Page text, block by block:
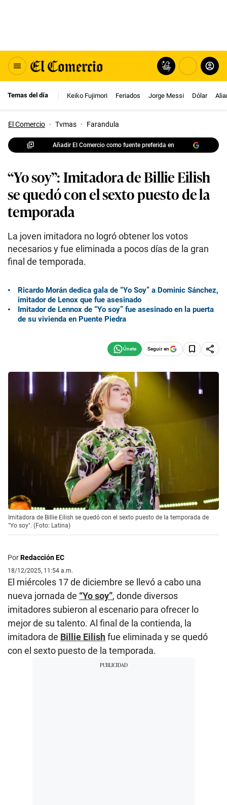
Temas del día Keiko Fujimori Feriados Jorge Messi Dólar
El Comercio · Tvmas · Farandula
Añadir El Comercio como fuente preferida en
“Yo soy”: Imitadora de Billie Eilish
se quedó con el sexto puesto de la
temporada
La joven imitadora no logró obtener los votos
necesarios y fue eliminada a pocos días de la gran
final de temporada.
Ricardo Morán dedica gala de “Yo Soy” a Dominic Sánchez,
imitador de Lenox que fue asesinado
Imitador de Lennox de “Yo soy” fue asesinado en la puerta
de su vivienda en Puente Piedra
Seguir en
Imitadora de Billie Eilish se quedó con el sexto puesto de la temporada de
"Yo soy". (Foto: Latina)
PorRedacción EC
18/12/2025, 11:54 a.m.
El miércoles 17 de diciembre se llevó a cabo una
nueva jornada de “Yo soy”, donde diversos
imitadores subieron al escenario para ofrecer lo
mejor de su talento. Al final de la contienda, la
imitadora de Billie Eilishfue eliminada y se quedó
con el sexto puesto de la temporada.